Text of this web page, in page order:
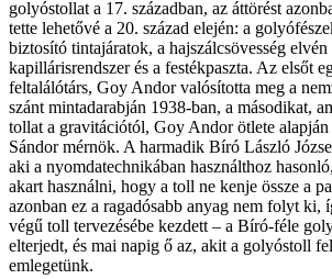
golyóstollat a 17. században, az áttörést
tette lehetővé a 20. század elején: a
biztosító tintajáratok, a hajszálcsövesség
kapillárisrendszer és a festékpaszta. Az elsőt
feltalálótárs, Goy Andor valósította meg a
szánt mintadarabján 1938-ban, a másodikat,
tollat a gravitációtól, Goy Andor ötlete
Sándor mérnök. A harmadik Bíró László
aki a nyomdatechnikában használthoz
akart használni, hogy a toll ne kenje össze a
azonban ez a ragadósabb anyag nem folyt
végű toll tervezésébe kezdett – a Bíró-féle
elterjedt, és mai napig ő az, akit a golyóstoll
emlegetünk.